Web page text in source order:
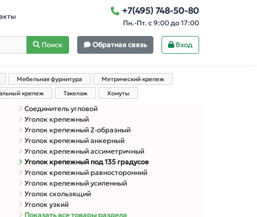
+7(495) 748-50-80
Пн.-Пт. с 9:00 до 17:00
Поиск Обратная связь Вход
Мебельная фурнитура
Метрический крепеж
крепеж Такелаж Хомуты
Соединитель угловой
Уголок крепежный
Уголок крепежный Z-образный
Уголок крепежный анкерный
Уголок крепежный ассиметричный
Уголок крепежный под 135 градусов
Уголок крепежный равносторонний
Уголок крепежный усиленный
Уголок скользящий
Уголок узкий
Показать все товары раздела